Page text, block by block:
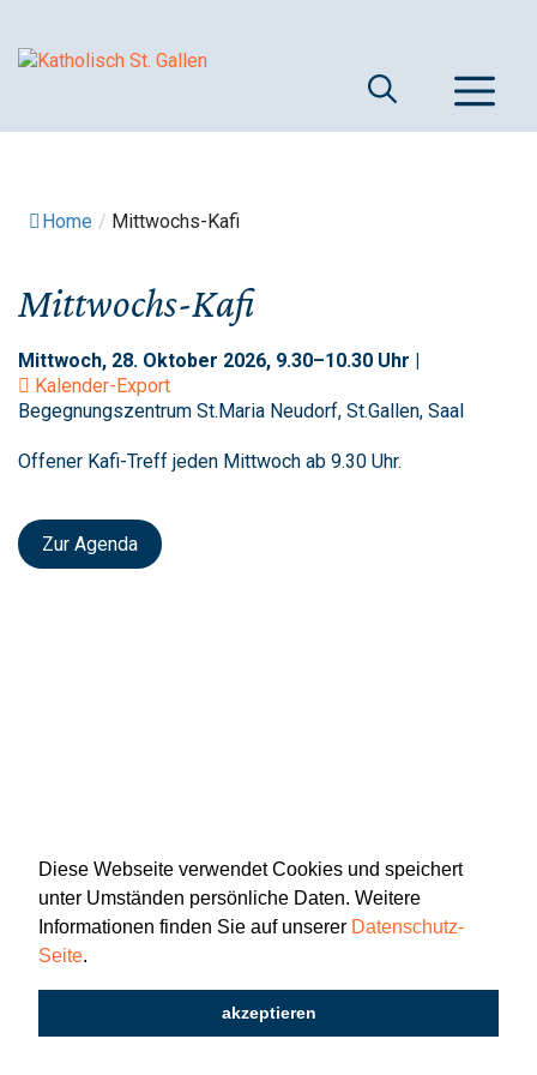
Diese Webseite verwendet Cookies und speichert
unter Umständen persönliche Daten. Weitere
Informationen finden Sie auf unserer Datenschutz-
Seite.
akzeptieren
Inhalt
Home / Mittwochs-Kafi
Mittwochs-Kafi
Mittwoch, 28. Oktober 2026, 9.30–10.30 Uhr |
Kalender-Export
Begegnungszentrum St.Maria Neudorf, St.Gallen, Saal
Offener Kafi-Treff jeden Mittwoch ab 9.30 Uhr.
Zur Agenda
Newsletter Impressum
Datenschutz
2026 © Katholisch St. Gallen